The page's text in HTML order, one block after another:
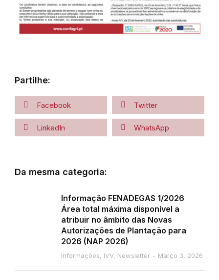
Partilhe:
Facebook Twitter
LinkedIn WhatsApp
Da mesma categoria:
Informação FENADEGAS 1/2026
Área total máxima disponível a
atribuir no âmbito das Novas
Autorizações de Plantação para
2026 (NAP 2026)
Informações, IVV, Newsletter Março 3, 2026